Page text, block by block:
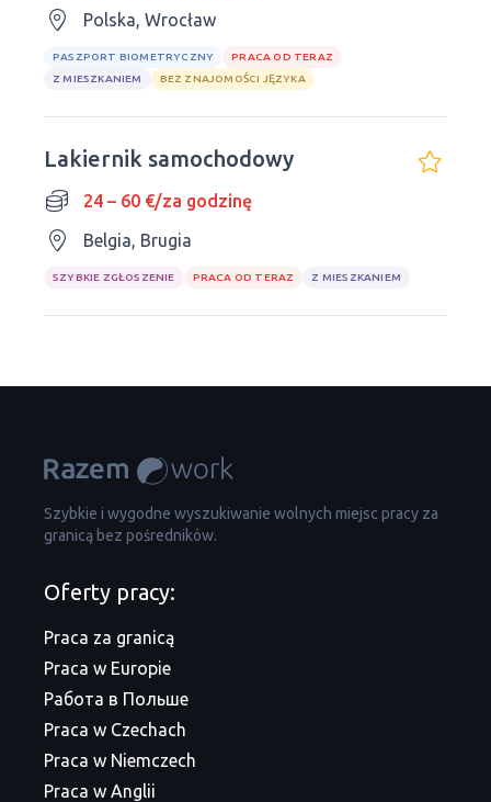
Polska, Wrocław
PASZPORT BIOMETRYCZNY
PRACA OD TERAZ
Z MIESZKANIEM
BEZ ZNAJOMOŚCI JĘZYKA
Lakiernik samochodowy
24 – 60 €/za godzinę
Belgia, Brugia
SZYBKIE ZGŁOSZENIE PRACA OD TERAZ Z MIESZKANIEM
Szybkie i wygodne wyszukiwanie wolnych miejsc pracy za
granicą bez pośredników.
Oferty pracy:
Praca za granicą
Praca w Europie
Работа в Польше
Praca w Czechach
Praca w Niemczech
Praca w Anglii